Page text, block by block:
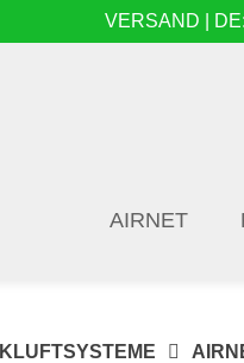
VERSAND |
AIRNET